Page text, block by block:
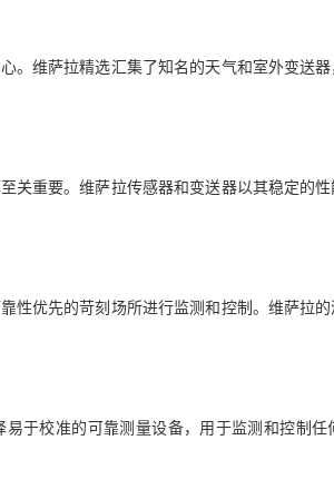
。维萨拉精选汇集了知名的天气和室外变送
关重要。维萨拉传感器和变送器以其稳定的
性优先的苛刻场所进行监测和控制。维萨拉
于校准的可靠测量设备，用于监测和控制